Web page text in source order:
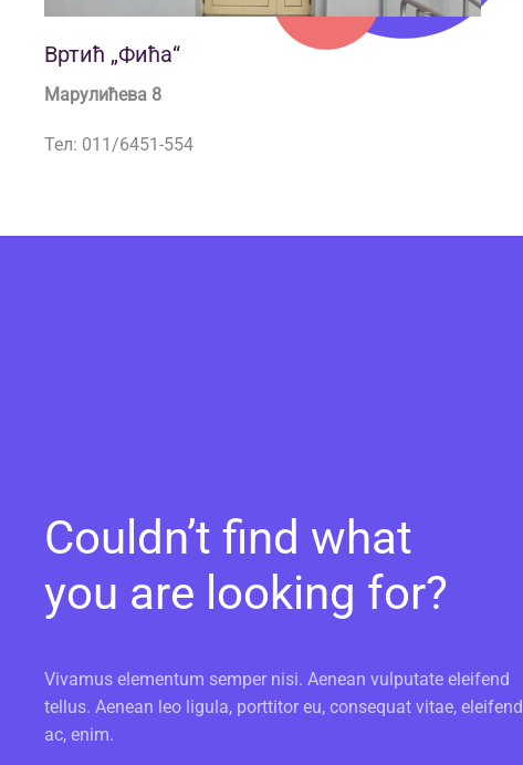
Вртић „Фића“
Марулићева 8
Тел: 011/6451-554
Couldn’t find what
you are looking for?
Vivamus elementum semper nisi. Aenean vulputate eleifend
tellus. Aenean leo ligula, porttitor eu, consequat vitae, eleifend
ac, enim.